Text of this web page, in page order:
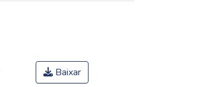
Baixar